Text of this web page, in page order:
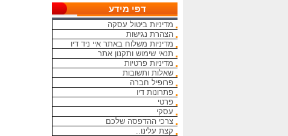
בארץ בראשי הדיו והטונרים
התואמים, יש אפשרות למשלוח
מהיום להיום
המחירים באתר אינם סופיים,יש
הנחה על קניה כמותית פרטים
במרכז ההזמנות
מאמינים אך ורק ביחס אישי
הוגן ובהקשבה
ללקוחות.בזכותכם הצלחתנו
דפי מידע
מדיניות ביטול עסקה
הצהרת נגישות
מדיניות משלוח באתר איי ניד דיו
תנאי שימוש ותקנון אתר
מדיניות פרטיות
שאלות ותשובות
פרופיל חברה
פתרונות דיו
פרטי
עסקי
צרכי ההדפסה שלכם
קצת עלינו..